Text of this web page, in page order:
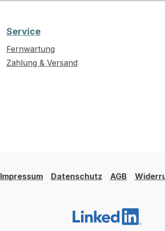
Service
Fernwartung
Zahlung & Versand
Impressum Datenschutz AGB